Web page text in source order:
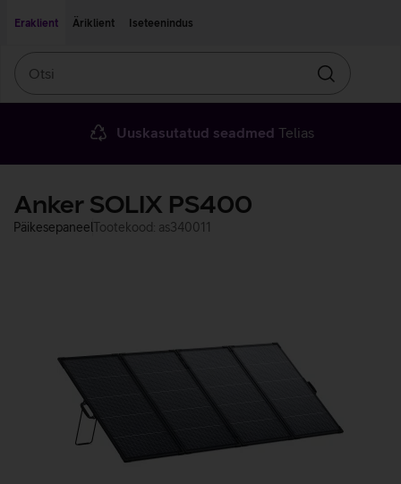
Eraklient
Äriklient Iseteenindus
Otsin
Uuskasutatud seadmed Telias
Anker SOLIX PS400
Päikesepaneel Tootekood: as340011